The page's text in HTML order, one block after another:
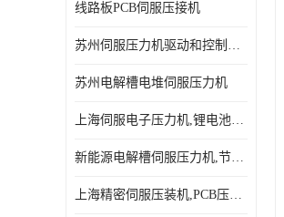
线路板PCB伺服压接机
苏州伺服压力机驱动和控制技术
苏州电解槽电堆伺服压力机
上海伺服电子压力机,锂电池伺服压力机 用途广发操作简单
新能源电解槽伺服压力机,节能效果达80%以上
上海精密伺服压装机,PCB压接机,线路板压接机